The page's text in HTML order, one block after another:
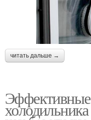
читать дальше →
Эффективные